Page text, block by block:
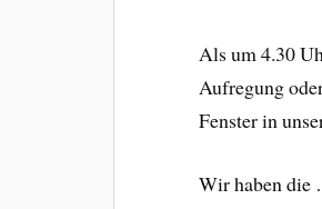
Als um 4.30
Aufregung
Fenster in
Wir haben